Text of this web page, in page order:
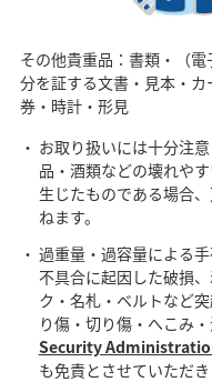
その他貴重品：書類・（
分を証する文書・見本・
券・時計・形見
お取り扱いには十分注
品・酒類などの壊れや
生じたものである場合
ねます。
過重量・過容量による
不具合に起因した破損
ク・名札・ベルトなど
り傷・切り傷・へこみ・
Security
も免責とさせていただ